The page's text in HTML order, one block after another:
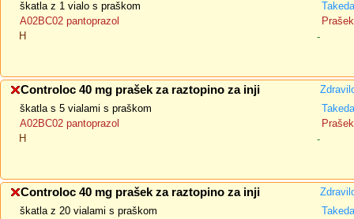
škatla z 1 vialo s praškom
A02BC02 pantoprazol
H
-
Controloc 40 mg prašek za raztopino za inji
škatla s 5 vialami s praškom
A02BC02 pantoprazol
H
-
Controloc 40 mg prašek za raztopino za inji
škatla z 20 vialami s praškom